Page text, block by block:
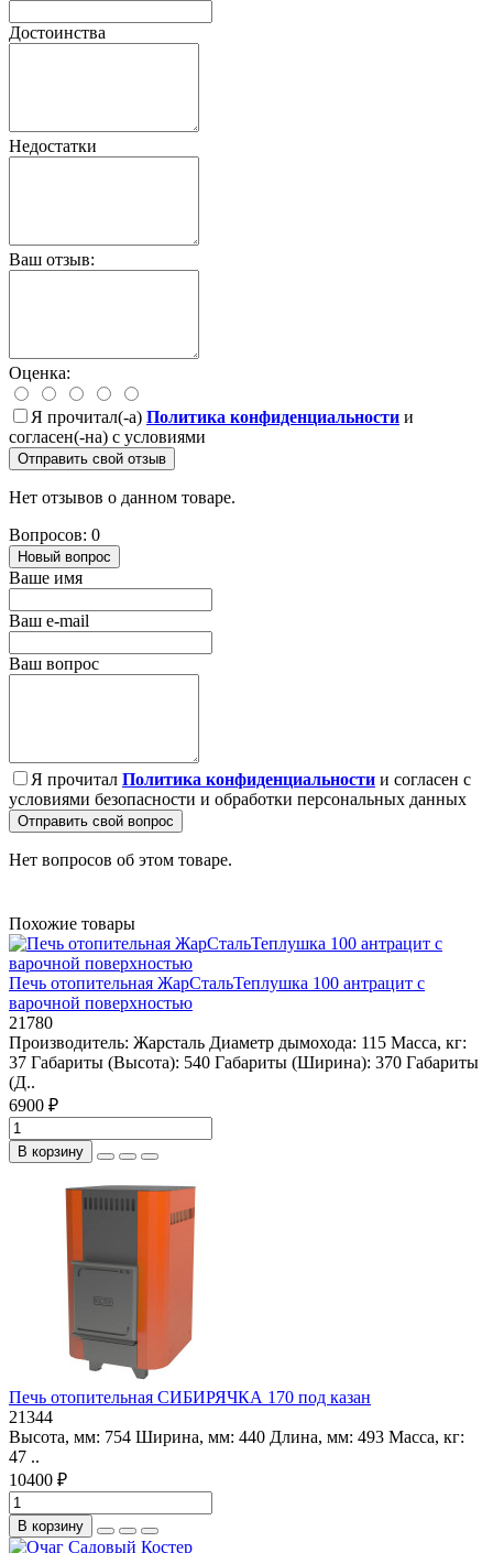
Достоинства
Недостатки
Ваш отзыв:
Оценка:
Я прочитал(-а) Политика конфиденциальности и
согласен(-на) с условиями
Отправить свой отзыв
Нет отзывов о данном товаре.
Вопросов: 0
Новый вопрос
Ваше имя
Ваш e-mail
Ваш вопрос
Я прочитал Политика конфиденциальности и согласен с
условиями безопасности и обработки персональных данных
Отправить свой вопрос
Нет вопросов об этом товаре.
Похожие товары
Печь отопительная ЖарСтальТеплушка 100 антрацит с
варочной поверхностью
21780
Производитель: Жарсталь Диаметр дымохода: 115 Масса, кг:
37 Габариты (Высота): 540 Габариты (Ширина): 370 Габариты
(Д..
6900 ₽
В корзину
Печь отопительная СИБИРЯЧКА 170 под казан
21344
Высота, мм: 754 Ширина, мм: 440 Длина, мм: 493 Масса, кг:
47 ..
10400 ₽
В корзину